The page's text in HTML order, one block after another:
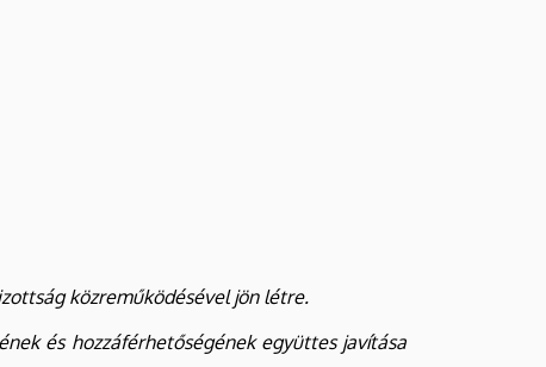
közreműködésével jön létre.
és hozzáférhetőségének együttes javítása